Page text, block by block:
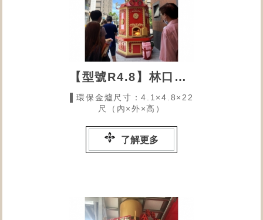
【型號R4.8】林口頭湖福德宮
▌環保金爐尺寸：4.1×4.8×22
尺（內×外×高）
了解更多